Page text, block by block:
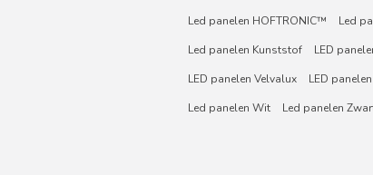
Led panelen HOFTRONIC™
Led
Led panelen Kunststof
LED
LED panelen Velvalux
LED
Led panelen Wit
Led panelen